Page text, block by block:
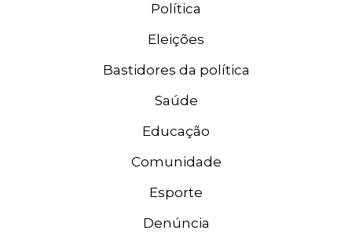
Política
Eleições
Bastidores da política
Saúde
Educação
Comunidade
Esporte
Denúncia